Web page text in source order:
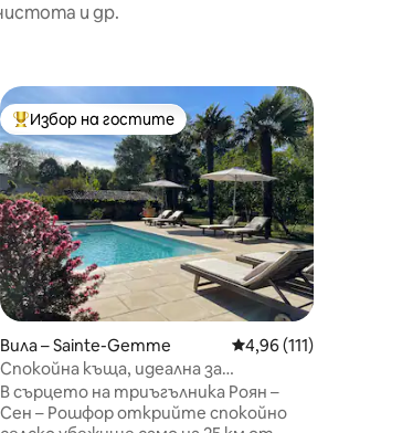
и др.
4,92 от 5, 213 отзива
Най-популярен избор на гостите
Избор на гостите
Вила – Sainte-Gemme Средна оценка: 4,96
4,96 (111)
Спокойна къща, идеална за
разглеждане на региона
В сърцето на триъгълника Роян –
Сен – Рошфор открийте спокойно